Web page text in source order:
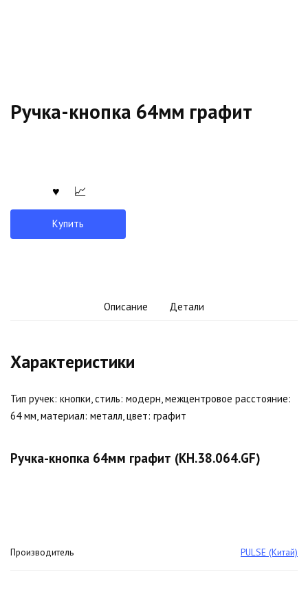
Ручка-кнопка 64мм графит
Купить
Описание Детали
Характеристики
Тип ручек: кнопки, стиль: модерн, межцентровое расстояние:
64 мм, материал: металл, цвет: графит
Ручка-кнопка 64мм графит (KH.38.064.GF)
Производитель PULSE (Китай)